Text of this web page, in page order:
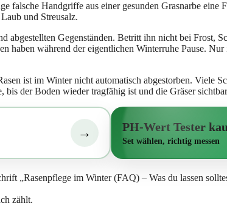
falsche Handgriffe aus einer gesunden Grasnarbe
und Streusalz.
Gegenständen. Betritt ihn nicht bei Frost,
haben während der eigentlichen Winterruhe Pause.
ist im Winter nicht automatisch abgestorben. Viele
der Boden wieder tragfähig ist und die Gräser
→ PH-Wert Tester
Set wählen, richtig messen
zählt.